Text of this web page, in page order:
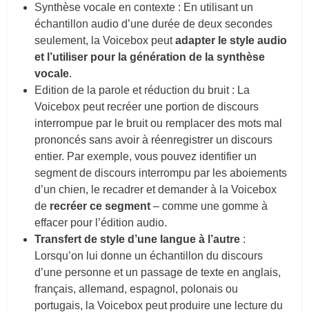
Synthèse vocale en contexte : En utilisant un
échantillon audio d’une durée de deux secondes
seulement, la Voicebox peutadapter le style audio
et l’utiliser pour la génération de la synthèse
vocale.
Edition de la parole et réduction du bruit : La
Voicebox peut recréer une portion de discours
interrompue par le bruit ou remplacer des mots mal
prononcés sans avoir à réenregistrer un discours
entier. Par exemple, vous pouvez identifier un
segment de discours interrompu par les aboiements
d’un chien, le recadrer et demander à la Voicebox
de recréer ce segment – comme une gomme à
effacer pour l’édition audio.
Transfert de style d’une langue à l’autre :
Lorsqu’on lui donne un échantillon du discours
d’une personne et un passage de texte en anglais,
français, allemand, espagnol, polonais ou
portugais, la Voicebox peut produire une lecture du